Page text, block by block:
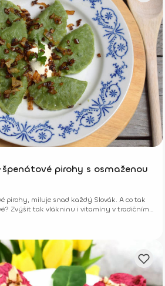
pirohy s osmaženou
pirohy, miluje snad každý Slovák. A co tak
Zvýšit tak vlákninu i vitamíny v tradičním